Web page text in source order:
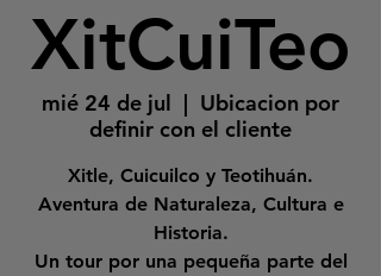
XitCuiTeo
mié 24 de jul
  |
Ubicacion por
definir con el cliente
Xitle, Cuicuilco y Teotihuán.
Aventura de Naturaleza, Cultura e
Historia.
Un tour por una pequeña parte del